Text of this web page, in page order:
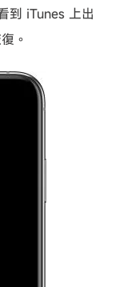
到 iTunes 上出
。